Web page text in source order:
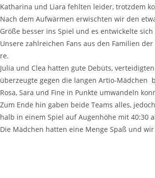
Katha­ri­na und Lia­ra fehl­ten lei­der, trotz­dem
Nach dem Auf­wär­men erwisch­ten wir den
Grö­ße bes­ser ins Spiel und es ent­wi­ckel­te
Unse­re zahl­rei­chen Fans aus den Fami­li­en
re.
Julia und Clea hat­ten gute Debüts,
über­zeug­te gegen die lan­gen Artio-Mäd­chen
Rosa, Sara und Fine in Punk­te umwan­deln
Zum Ende hin gaben bei­de Teams alles,
halb in einem Spiel auf Augen­hö­he mit 40:30
Die Mäd­chen hat­ten eine Men­ge Spaß und